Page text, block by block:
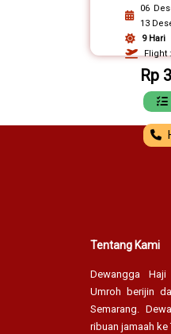
06
13
9 Hari
Flight
Rp
Tentang Kami
Dewangga
Umroh berijin
Semarang.
ribuan jamaah ke